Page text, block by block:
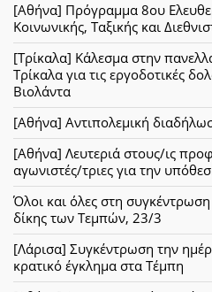
[Αθήνα] Πρόγραμμα 8ου
Κοινωνικής, Ταξικής και
[Τρίκαλα] Κάλεσμα στην
Τρίκαλα για τις εργοδοτικές
Βιολάντα
[Αθήνα] Αντιπολεμική
[Αθήνα] Λευτεριά στους/ις
αγωνιστές/τριες για την
Όλοι και όλες στη
δίκης των Τεμπών, 23/3
[Λάρισα] Συγκέντρωση την
κρατικό έγκλημα στα Τέμπη